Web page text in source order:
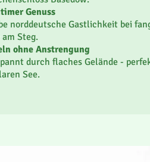
Genuss
norddeutsche Gastlichkeit bei
am Steg.
ohne Anstrengung
durch flaches Gelände -
See.